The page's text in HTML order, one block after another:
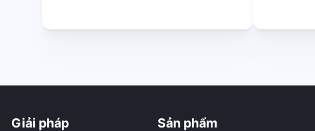
Giải pháp Sản phẩm